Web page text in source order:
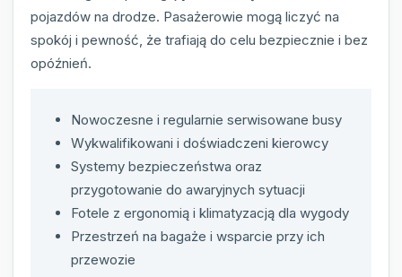
pojazdów na drodze. Pasażerowie mogą liczyć na
spokój i pewność, że trafiają do celu bezpiecznie i bez
opóźnień.
Nowoczesne i regularnie serwisowane busy
Wykwalifikowani i doświadczeni kierowcy
Systemy bezpieczeństwa oraz
przygotowanie do awaryjnych sytuacji
Fotele z ergonomią i klimatyzacją dla wygody
Przestrzeń na bagaże i wsparcie przy ich
przewozie